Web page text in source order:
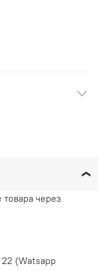
через
(Watsapp